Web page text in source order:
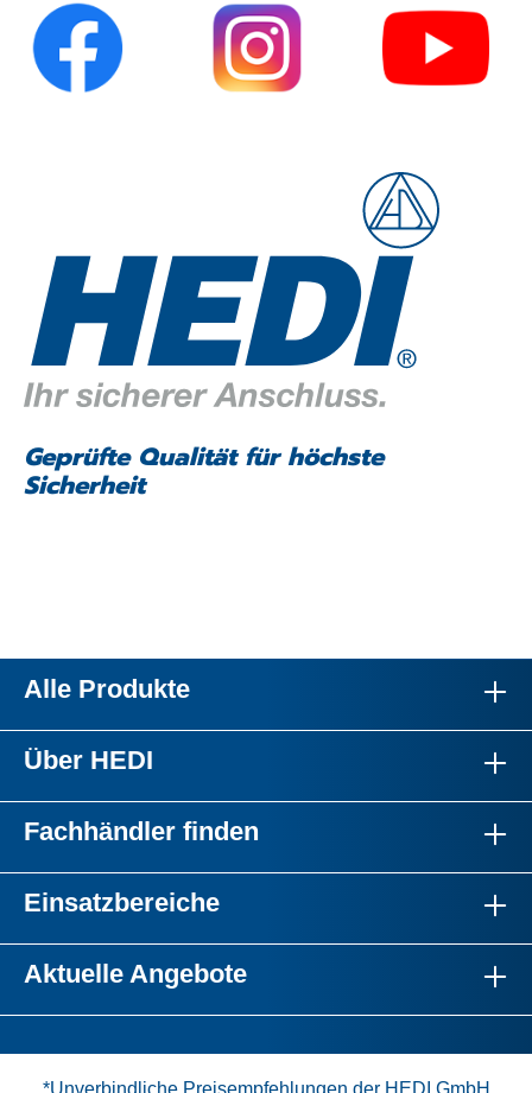
Geprüfte Qualität für höchste
Sicherheit
Alle Produkte
Über HEDI
Fachhändler finden
Einsatzbereiche
Aktuelle Angebote
*Unverbindliche Preisempfehlungen der HEDI GmbH